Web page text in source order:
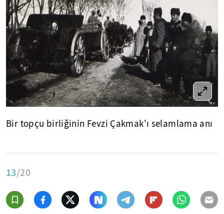
Bir topçu birliğinin Fevzi Çakmak'ı selamlama anı
13/20